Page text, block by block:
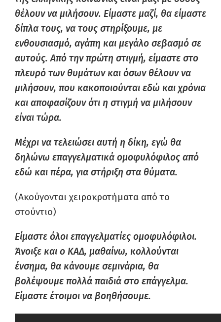
θέλουν να μιλήσουν. Είμαστε μαζί, θα είμαστε
δίπλα τους, να τους στηρίξουμε, με
ενθουσιασμό, αγάπη και μεγάλο σεβασμό σε
αυτούς. Από την πρώτη στιγμή, είμαστε στο
πλευρό των θυμάτων και όσων θέλουν να
μιλήσουν, που κακοποιούνται εδώ και χρόνια
και αποφασίζουν ότι η στιγμή να μιλήσουν
είναι τώρα.
Μέχρι να τελειώσει αυτή η δίκη, εγώ θα
δηλώνω επαγγελματικά ομοφυλόφιλος από
εδώ και πέρα, για στήριξη στα θύματα.
(Ακούγονται χειροκροτήματα από το
στούντιο)
Είμαστε όλοι επαγγελματίες ομοφυλόφιλοι.
Άνοιξε και ο ΚΑΔ, μαθαίνω, κολλούνται
ένσημα, θα κάνουμε σεμινάρια, θα
βολέψουμε πολλά παιδιά στο επάγγελμα.
Είμαστε έτοιμοι να βοηθήσουμε.